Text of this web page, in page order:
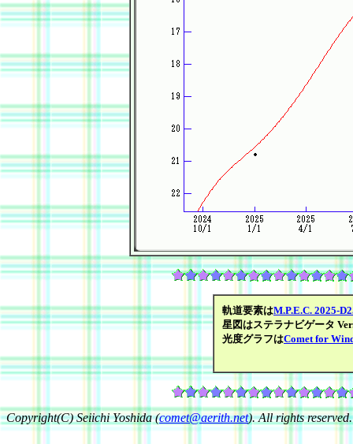
軌道要素はM.P.E.C. 2025-
星図はステラナビゲータ
光度グラフはComet for
Copyright(C) Seiichi Yoshida (comet@aerith.net). All rights reserved.